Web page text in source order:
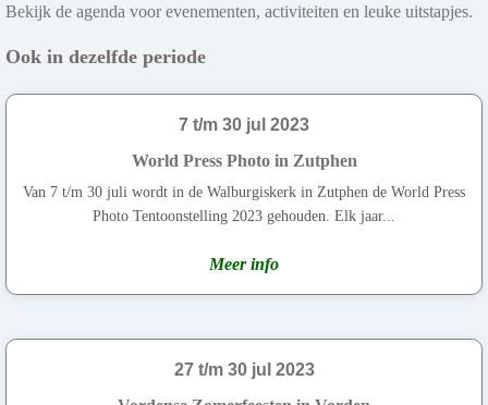
Bekijk de agenda voor evenementen, activiteiten en leuke uitstapjes.
Ook in dezelfde periode
7 t/m 30 jul 2023
World Press Photo in Zutphen
Van 7 t/m 30 juli wordt in de Walburgiskerk in Zutphen de World Press
Photo Tentoonstelling 2023 gehouden. Elk jaar...
Meer info
27 t/m 30 jul 2023